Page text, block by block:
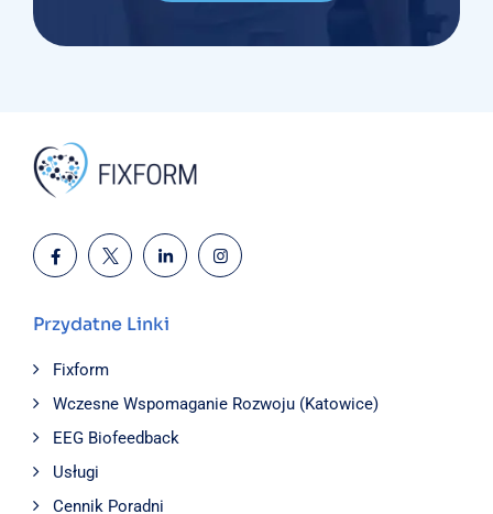
Przydatne Linki
Fixform
Wczesne Wspomaganie Rozwoju (Katowice)
EEG Biofeedback
Usługi
Cennik Poradni